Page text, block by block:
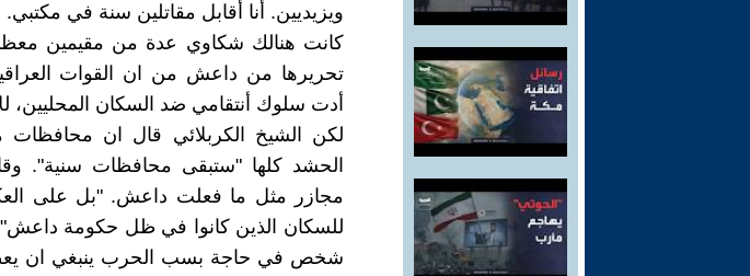
ويزيديين. أنا أقابل ‏مقاتلين سنة في
كانت هنالك شكاوي عدة من مقيمين
تحريرها من داعش من ان القوات
أدت سلوك أنتقامي ضد السكان المحليين،
لكن الشيخ الكربلائي قال ان
الحشد كلها "ستبقى محافظات ‏سنية".
مجازر مثل ما فعلت داعش. "بل على
للسكان الذين كانوا في ظل حكومة
شخص في ‏حاجة بسب الحرب ينبغي ان